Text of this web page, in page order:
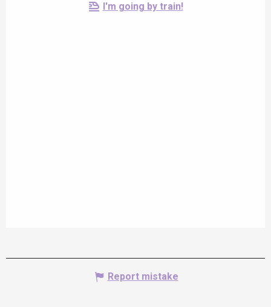
I'm going by train!
Report mistake